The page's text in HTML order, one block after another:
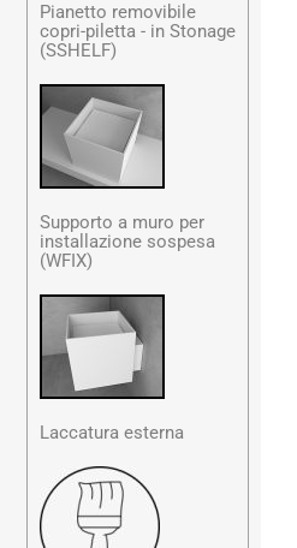
Pianetto removibile
copri-piletta - in Stonage
(SSHELF)
Supporto a muro per
installazione sospesa
(WFIX)
Laccatura esterna